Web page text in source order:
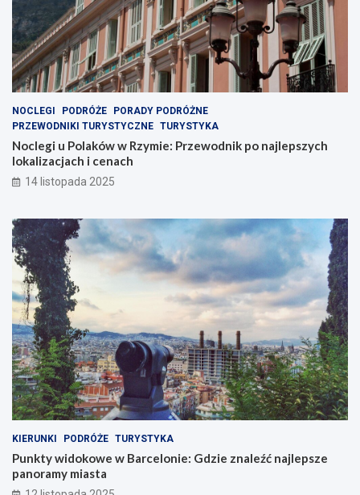
NOCLEGI PODRÓŻE
PORADY PODRÓŻNE
PRZEWODNIKI TURYSTYCZNE TURYSTYKA
Noclegi u Polaków w Rzymie: Przewodnik po najlepszych
lokalizacjach i cenach
14 listopada 2025
KIERUNKI PODRÓŻE TURYSTYKA
Punkty widokowe w Barcelonie: Gdzie znaleźć najlepsze
panoramy miasta